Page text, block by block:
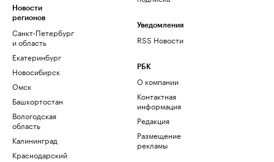
Новости
регионов
Санкт-Петербург
и область
Екатеринбург
Новосибирск
Омск
Башкортостан
Вологодская
область
Калининград
Краснодарский
Уведомления
RSS Новости
РБК
О компании
Контактная
информация
Редакция
Размещение
рекламы